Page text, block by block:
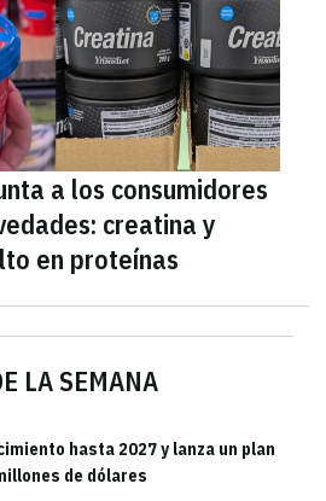
LA SEMANA
hasta 2027 y lanza un plan
de dólares
a los consumidores
creatina y
en proteínas